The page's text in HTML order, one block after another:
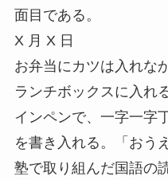
面目である。
X 月 X 日
お弁当にカツは入れな
ランチボックスに入れ
インペンで、一字一字
を書き入れる。「おう
塾で取り組んだ国語の